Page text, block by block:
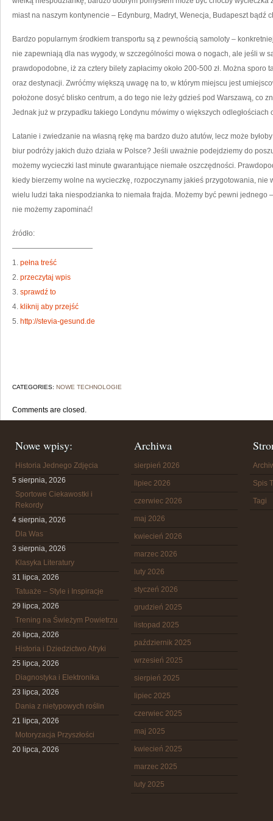
miast na naszym kontynencie – Edynburg, Madryt, Wenecja, Budapeszt bądź
Bardzo popularnym środkiem transportu są z pewnością samoloty –
nie zapewniają dla nas wygody, w szczególności mowa o nogach, ale jeśli w
prawdopodobne, iż za cztery bilety zapłacimy około 200-500 zł. Można
oraz destynacji. Zwróćmy większą uwagę na to, w którym miejscu jest
położone dosyć blisko centrum, a do tego nie leży gdzieś pod Warszawą, co
Jednak już w przypadku takiego Londynu mówimy o większych odległościach
Latanie i zwiedzanie na własną rękę ma bardzo dużo atutów, lecz może
biur podróży jakich dużo działa w Polsce? Jeśli uważnie podejdziemy do
możemy wycieczki last minute gwarantujące niemałe oszczędności.
kiedy bierzemy wolne na wycieczkę, rozpoczynamy jakieś przygotowania, nie
wielu ludzi taka niespodzianka to niemała frajda. Możemy być pewni
nie możemy zapominać!
źródło:
———————————
1. pełna treść
2. przeczytaj wpis
3. sprawdź to
4. kliknij aby przejść
5. http://stevia-gesund.de
CATEGORIES: NOWE TECHNOLOGIE
Comments are closed.
Nowe wpisy:
Historia Jednego Zdjęcia
5 sierpnia, 2026
Sportowe Ciekawostki i
Rekordy
4 sierpnia, 2026
Dla Was
3 sierpnia, 2026
Klasyka Literatury
31 lipca, 2026
Tatuaże – Style i Inspiracje
29 lipca, 2026
Trening na Świeżym Powietrzu
26 lipca, 2026
Historia i Dziedzictwo Afryki
25 lipca, 2026
Diagnostyka i Elektronika
23 lipca, 2026
Dania z nietypowych roślin
21 lipca, 2026
Motoryzacja Przyszłości
20 lipca, 2026
Archiwa
sierpień 2026
lipiec 2026
czerwiec 2026
maj 2026
kwiecień 2026
marzec 2026
luty 2026
styczeń 2026
grudzień 2025
listopad 2025
październik 2025
wrzesień 2025
sierpień 2025
lipiec 2025
czerwiec 2025
maj 2025
kwiecień 2025
marzec 2025
luty 2025
Spis
Tagi